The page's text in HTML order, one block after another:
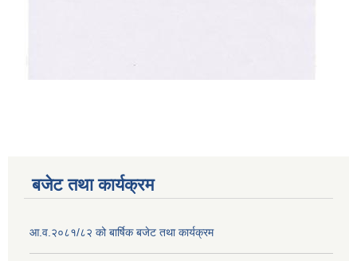
बजेट तथा कार्यक्रम
आ.व.२०८१/८२ को बार्षिक बजेट तथा कार्यक्रम